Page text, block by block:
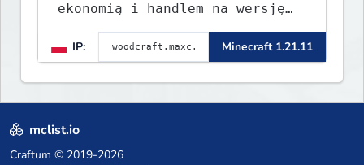
ekonomią i handlem na wersję
1.8 - 26.1.1. Rekru ON
IP:
Minecraft 1.21.11
mclist.io
Craftum © 2019-2026